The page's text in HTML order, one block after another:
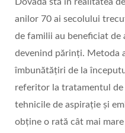
anilor 70 ai secolului
de familii au beneficiat de
devenind părinți. Metoda
îmbunătățiri de la
referitor la tratamentul de
tehnicile de aspirație și
obține o rată cât mai